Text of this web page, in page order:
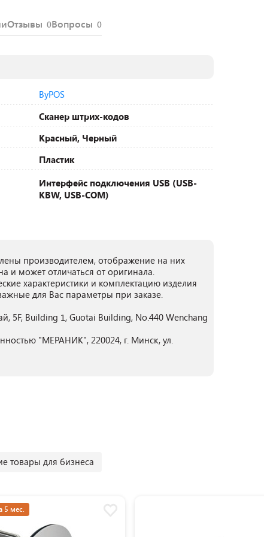
Отзывы 0Вопросы 0
ByPOS
Сканер штрих-кодов
Красный, Черный
Пластик
Интерфейс подключения USB (USB-
KBW, USB-COM)
производителем, отображение на них
и может отличаться от оригинала.
характеристики и комплектацию изделия
для Вас параметры при заказе.
5F, Building 1, Guotai Building, No.440 Wenchang
"МЕРАНИК", 220024, г. Минск, ул.
товары для бизнеса
5 мес.